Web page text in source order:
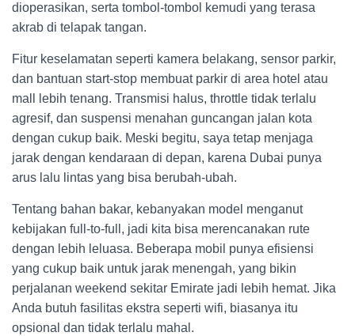
dioperasikan, serta tombol-tombol kemudi yang terasa
akrab di telapak tangan.
Fitur keselamatan seperti kamera belakang, sensor parkir,
dan bantuan start-stop membuat parkir di area hotel atau
mall lebih tenang. Transmisi halus, throttle tidak terlalu
agresif, dan suspensi menahan guncangan jalan kota
dengan cukup baik. Meski begitu, saya tetap menjaga
jarak dengan kendaraan di depan, karena Dubai punya
arus lalu lintas yang bisa berubah-ubah.
Tentang bahan bakar, kebanyakan model menganut
kebijakan full-to-full, jadi kita bisa merencanakan rute
dengan lebih leluasa. Beberapa mobil punya efisiensi
yang cukup baik untuk jarak menengah, yang bikin
perjalanan weekend sekitar Emirate jadi lebih hemat. Jika
Anda butuh fasilitas ekstra seperti wifi, biasanya itu
opsional dan tidak terlalu mahal.